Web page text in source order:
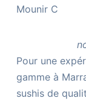
Mounir C
Pour une
gamme à
sushis de